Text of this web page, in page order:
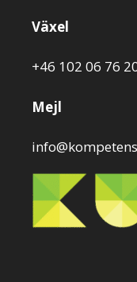
Växel
+46 102 06 76
Mejl